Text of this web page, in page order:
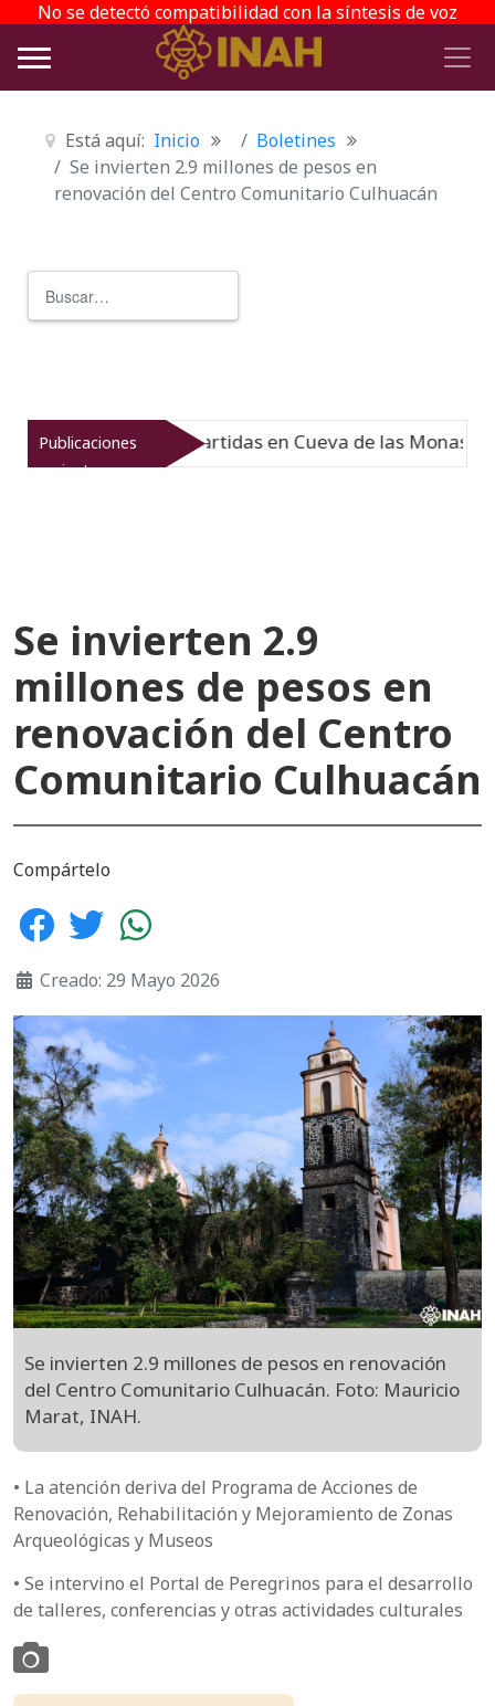
No se detectó compatibilidad con la síntesis de voz
Está aquí: Inicio
Boletines
Se invierten 2.9 millones de pesos en
renovación del Centro Comunitario Culhuacán
Publicaciones
recientes
compartidas en Cueva de las Monas Nuevo
Se invierten 2.9
millones de pesos en
renovación del Centro
Comunitario Culhuacán
Compártelo
Creado: 29 Mayo 2026
Se invierten 2.9 millones de pesos en renovación
del Centro Comunitario Culhuacán. Foto: Mauricio
Marat, INAH.
• La atención deriva del Programa de Acciones de
Renovación, Rehabilitación y Mejoramiento de Zonas
Arqueológicas y Museos
• Se intervino el Portal de Peregrinos para el desarrollo
de talleres, conferencias y otras actividades culturales